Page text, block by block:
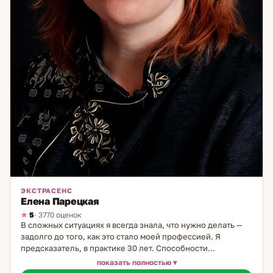
ЭКСТРАСЕНС
Елена Парецкая
5· 3770 оценок
В сложных ситуациях я всегда знала, что нужно делать —
задолго до того, как это стало моей профессией. Я
предсказатель, в практике 30 лет. Способности
проявились с детства: чувствовала людей, видела скрытые
показать полностью